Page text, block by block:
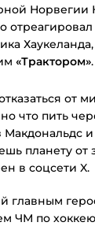
Норвегии
«Трактором».
от
что пить
Макдональдс
планету от
в соцсети X.
главным
ЧМ по